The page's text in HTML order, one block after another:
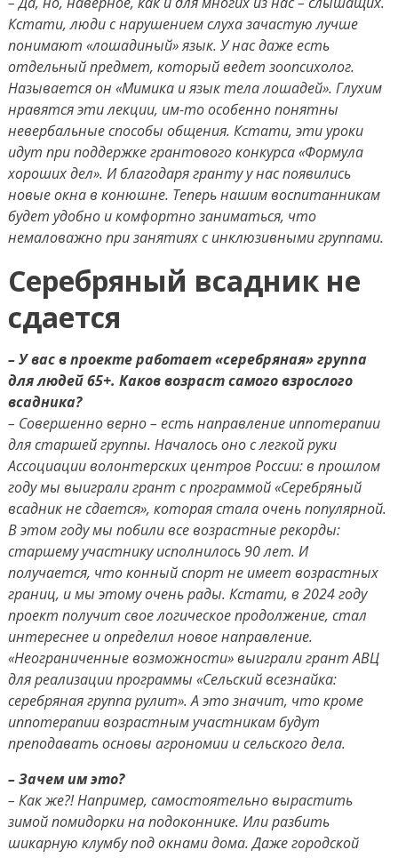
Кстати, люди с нарушением слуха зачастую лучше
понимают «лошадиный» язык. У нас даже есть
отдельный предмет, который ведет зоопсихолог.
Называется он «Мимика и язык тела лошадей». Глухим
нравятся эти лекции, им-то особенно понятны
невербальные способы общения. Кстати, эти уроки
идут при поддержке грантового конкурса «Формула
хороших дел». И благодаря гранту у нас появились
новые окна в конюшне. Теперь нашим воспитанникам
будет удобно и комфортно заниматься, что
немаловажно при занятиях с инклюзивными группами.
Серебряный всадник не
сдается
– У вас в проекте работает «серебряная» группа
для людей 65+. Каков возраст самого взрослого
всадника?
– Совершенно верно – есть направление иппотерапии
для старшей группы. Началось оно с легкой руки
Ассоциации волонтерских центров России: в прошлом
году мы выиграли грант с программой «Серебряный
всадник не сдается», которая стала очень популярной.
В этом году мы побили все возрастные рекорды:
старшему участнику исполнилось 90 лет. И
получается, что конный спорт не имеет возрастных
границ, и мы этому очень рады. Кстати, в 2024 году
проект получит свое логическое продолжение, стал
интереснее и определил новое направление.
«Неограниченные возможности» выиграли грант АВЦ
для реализации программы «Сельский всезнайка:
серебряная группа рулит». А это значит, что кроме
иппотерапии возрастным участникам будут
преподавать основы агрономии и сельского дела.
– Зачем им это?
– Как же?! Например, самостоятельно вырастить
зимой помидорки на подоконнике. Или разбить
шикарную клумбу под окнами дома. Даже городской